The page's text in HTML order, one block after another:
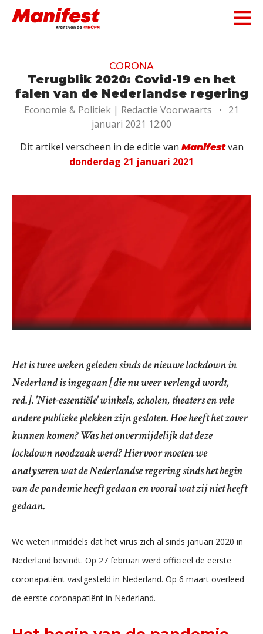
Skip navigation
CORONA
Terugblik 2020: Covid-19 en het
falen van de Nederlandse regering
Economie & Politiek | Redactie Voorwaarts • 21
januari 2021 12:00
Dit artikel verscheen in de editie van Manifestvan
donderdag 21 januari 2021
Het is twee weken geleden sinds de nieuwe lockdown in
Nederland is ingegaan [die nu weer verlengd wordt,
red.]. 'Niet-essentiële' winkels, scholen, theaters en vele
andere publieke plekken zijn gesloten. Hoe heeft het zover
kunnen komen? Was het onvermijdelijk dat deze
lockdown noodzaak werd? Hiervoor moeten we
analyseren wat de Nederlandse regering sinds het begin
van de pandemie heeft gedaan en vooral wat zij niet heeft
gedaan.
We weten inmiddels dat het virus zich al sinds januari 2020 in
Nederland bevindt. Op 27 februari werd officieel de eerste
coronapatiënt vastgesteld in Nederland. Op 6 maart overleed
de eerste coronapatiënt in Nederland.